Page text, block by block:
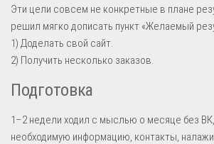
Эти цели совсем не конкретные в плане
решил мягко дописать пункт «Желаемый
1) Доделать свой сайт.
2) Получить несколько заказов.
Подготовка
1–2 недели ходил с мыслью о месяце без
необходимую информацию, контакты,